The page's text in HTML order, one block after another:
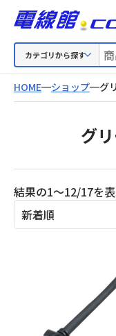
カテゴリから探す
HOME ショップ グ
グ
結果の1～12/17を